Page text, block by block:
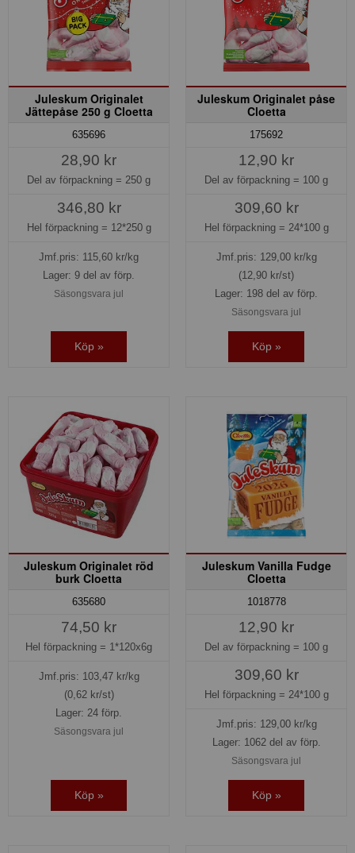
Juleskum Originalet
Jättepåse 250 g Cloetta
635696
28,90 kr
Del av förpackning = 250 g
346,80 kr
Hel förpackning = 12*250 g
Jmf.pris: 115,60 kr/kg
Lager: 9 del av förp.
Säsongsvara jul
Köp »
Juleskum Originalet påse
Cloetta
175692
12,90 kr
Del av förpackning = 100 g
309,60 kr
Hel förpackning = 24*100 g
Jmf.pris: 129,00kr/kg
(12,90 kr/st)
Lager: 198 del av förp.
Säsongsvara jul
Köp »
Juleskum Originalet röd
burk Cloetta
635680
74,50 kr
Hel förpackning = 1*120x6g
Jmf.pris: 103,47kr/kg
(0,62 kr/st)
Lager: 24 förp.
Säsongsvara jul
Köp »
Juleskum Vanilla Fudge
Cloetta
1018778
12,90 kr
Del av förpackning = 100 g
309,60 kr
Hel förpackning = 24*100 g
Jmf.pris: 129,00kr/kg
Lager: 1062 del av förp.
Säsongsvara jul
Köp »